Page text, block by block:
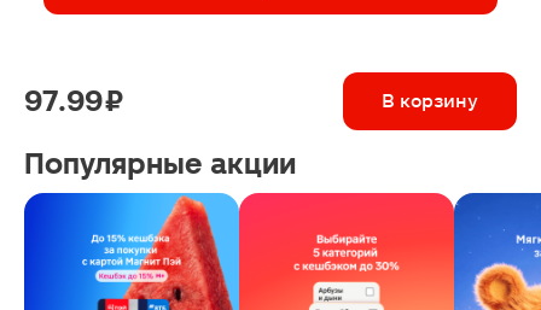
97.99 ₽ В корзину
Популярные акции